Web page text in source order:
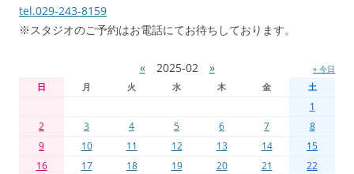
tel.029-243-8159
※スタジオのご予約はお電話にてお待ちしております。
« 2025-02 » » 今日
日 月 火 水 木 金 土
1
2
3 4 5 6 7
8
9
10 11 12 13 14
15
16
17 18 19 20 21
22